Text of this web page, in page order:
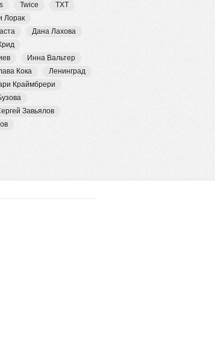
Twice
TXT
Лорак
Дана Лахова
Инна Вальтер
Кока
Ленинград
Краймбрери
Завьялов